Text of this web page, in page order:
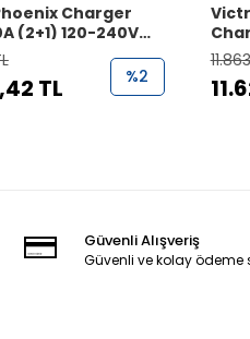
Charger
(2+1) 120-240V
TL %2
Şarj
Güvenli Alışveriş
Güvenli ve kolay ödeme